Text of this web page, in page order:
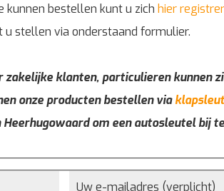
kunnen bestellen kunt u zich hier
u stellen via onderstaand formulier.
zakelijke klanten, particulieren kunnen
onze producten bestellen via
om een autosleutel bij